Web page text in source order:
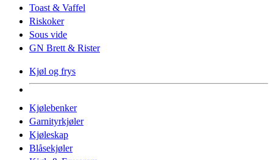
Toast & Vaffel
Riskoker
Sous vide
GN Brett & Rister
Kjøl og frys
Kjølebenker
Garnityrkjøler
Kjøleskap
Blåsekjøler